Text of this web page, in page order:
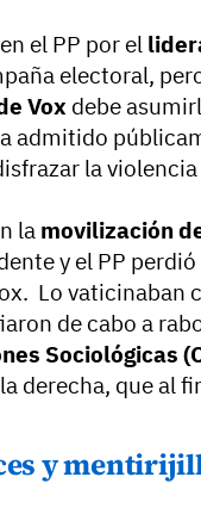
el PP por el
electoral,
Vox debe
admitido
la
la movilización
y el PP
Lo vaticinaban
de cabo a
Sociológicas
derecha, que al
y